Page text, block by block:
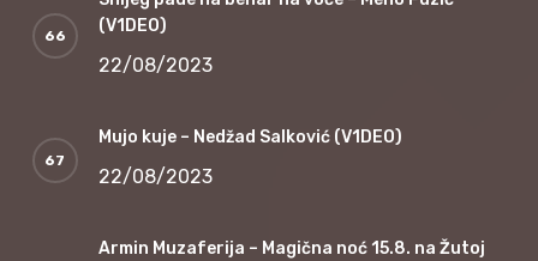
(V1DEO)
22/08/2023
Mujo kuje – Nedžad Salković (V1DEO)
22/08/2023
Armin Muzaferija – Magična noć 15.8. na Žutoj